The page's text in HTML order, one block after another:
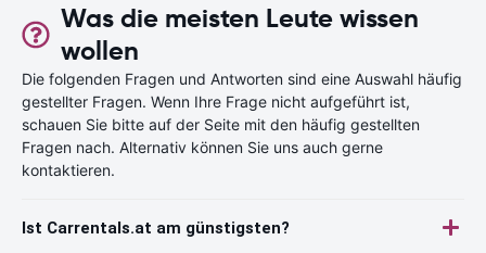
Was die meisten Leute wissen
wollen
Die folgenden Fragen und Antworten sind eine Auswahl häufig
gestellter Fragen. Wenn Ihre Frage nicht aufgeführt ist,
schauen Sie bitte auf der Seite mit den häufig gestellten
Fragen nach. Alternativ können Sie uns auch gerne
kontaktieren.
Ist Carrentals.at am günstigsten?